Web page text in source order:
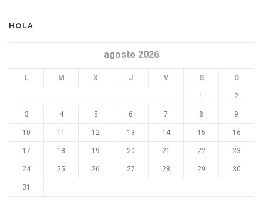
HOLA
agosto 2026
L M X J V S D
1 2
3 4 5 6 7 8 9
10 11 12 13 14 15 16
17 18 19 20 21 22 23
24 25 26 27 28 29 30
31